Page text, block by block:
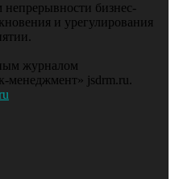
бизнес-
и урегулирования
журналом
менеджмент» jsdrm.ru.